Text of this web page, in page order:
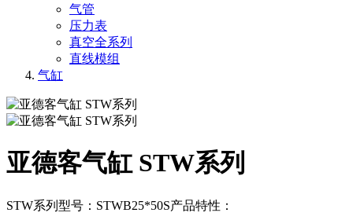
气管
压力表
真空全系列
直线模组
气缸
亚德客气缸 STW系列
STW系列型号：STWB25*50S产品特性：